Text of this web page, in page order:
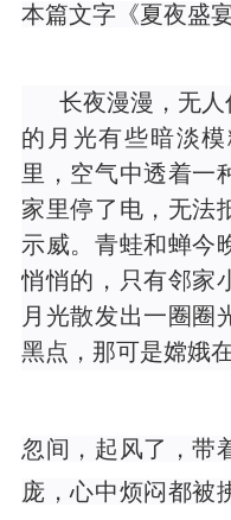
本篇文字《夏夜盛宴
长夜漫漫，无
的月光有些暗淡
里，空气中透着一
家里停了电，无法
示威。青蛙和蝉今
悄悄的，只有邻家
月光散发出一圈圈
黑点，那可是嫦娥
忽间，起风了，带
庞，心中烦闷都被